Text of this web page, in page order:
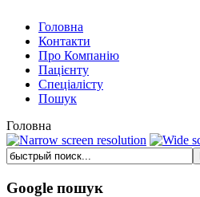
Головна
Контакти
Про Компанію
Пацієнту
Спеціалісту
Пошук
Головна
Google пошук